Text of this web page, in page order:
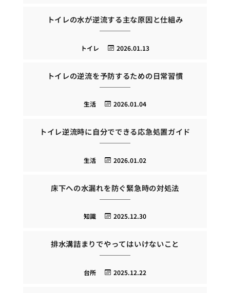
トイレの水が逆流する主な原因と仕組み
2026.01.13
トイレ
トイレの逆流を予防するための日常習慣
2026.01.04
生活
トイレ逆流時に自分でできる応急処置ガイド
2026.01.02
生活
床下への水漏れを防ぐ緊急時の対処法
2025.12.30
知識
排水溝詰まりでやってはいけないこと
2025.12.22
台所